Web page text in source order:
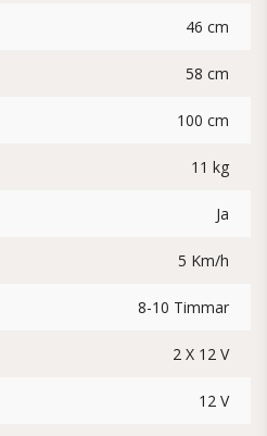
46 cm
58 cm
100 cm
11 kg
Ja
5 Km/h
8-10 Timmar
2 X 12 V
12 V